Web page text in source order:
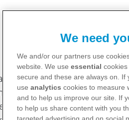
zum Ziel, Patientinnen mit
zu informieren. Auf dieser
besseren Lesbarkeit das
We need
We and/or our partners use
website. We use essential
secure and these are always on. If
use analytics cookies to measure
and to help us improve our site. If
to help us share content with you